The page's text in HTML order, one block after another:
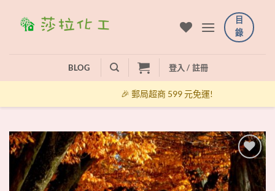
目
錄
BLOG 登入 / 註冊
🎉 郵局超商 599 元免運!
+